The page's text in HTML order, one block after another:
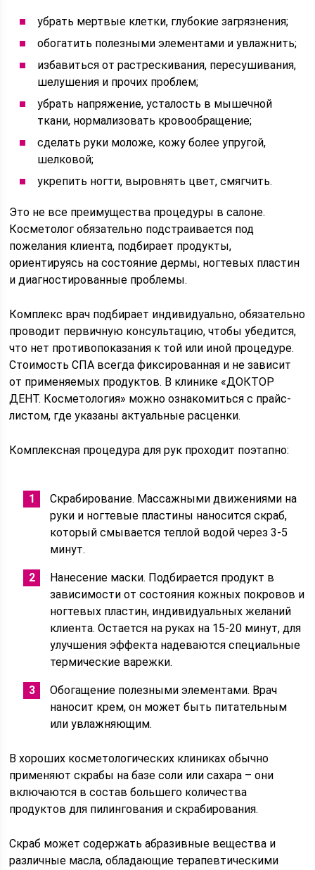
убрать мертвые клетки, глубокие загрязнения;
обогатить полезными элементами и увлажнить;
избавиться от растрескивания, пересушивания,
шелушения и прочих проблем;
убрать напряжение, усталость в мышечной
ткани, нормализовать кровообращение;
сделать руки моложе, кожу более упругой,
шелковой;
укрепить ногти, выровнять цвет, смягчить.
Это не все преимущества процедуры в салоне.
Косметолог обязательно подстраивается под
пожелания клиента, подбирает продукты,
ориентируясь на состояние дермы, ногтевых пластин
и диагностированные проблемы.
Комплекс врач подбирает индивидуально, обязательно
проводит первичную консультацию, чтобы убедится,
что нет противопоказания к той или иной процедуре.
Стоимость СПА всегда фиксированная и не зависит
от применяемых продуктов. В клинике «ДОКТОР
ДЕНТ. Косметология» можно ознакомиться с прайс-
листом, где указаны актуальные расценки.
Комплексная процедура для рук проходит поэтапно:
Скрабирование. Массажными движениями на
руки и ногтевые пластины наносится скраб,
который смывается теплой водой через 3-5
минут.
Нанесение маски. Подбирается продукт в
зависимости от состояния кожных покровов и
ногтевых пластин, индивидуальных желаний
клиента. Остается на руках на 15-20 минут, для
улучшения эффекта надеваются специальные
термические варежки.
Обогащение полезными элементами. Врач
наносит крем, он может быть питательным
или увлажняющим.
В хороших косметологических клиниках обычно
применяют скрабы на базе соли или сахара – они
включаются в состав большего количества
продуктов для пилингования и скрабирования.
Скраб может содержать абразивные вещества и
различные масла, обладающие терапевтическими